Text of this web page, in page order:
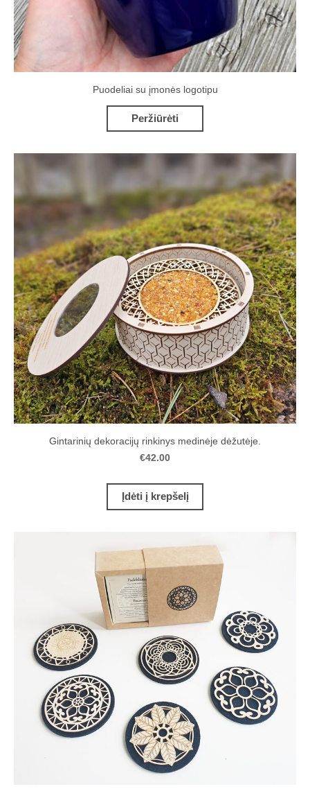
Puodeliai su įmonės logotipu
Peržiūrėti
Gintarinių dekoracijų rinkinys medinėje dėžutėje.
€42.00
Įdėti į krepšelį